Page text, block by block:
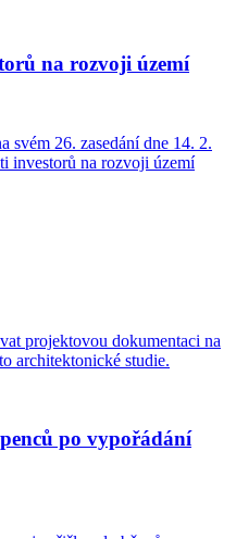
na rozvoji území
svém 26. zasedání dne 14. 2.
investorů na rozvoji území
projektovou dokumentaci na
architektonické studie.
po vypořádání